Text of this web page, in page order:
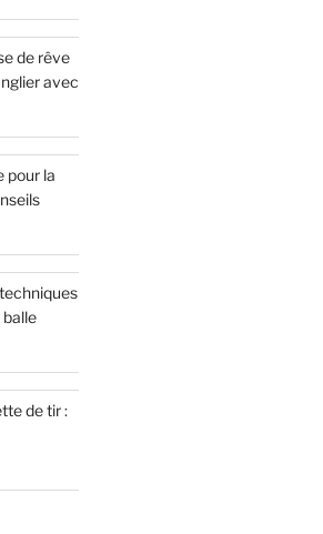
de rêve
avec
pour la
de tir :